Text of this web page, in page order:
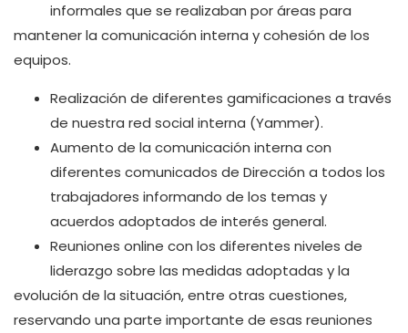
informales que se realizaban por áreas para
mantener la comunicación interna y cohesión de los
equipos.
Realización de diferentes gamificaciones a través
de nuestra red social interna (Yammer).
Aumento de la comunicación interna con
diferentes comunicados de Dirección a todos los
trabajadores informando de los temas y
acuerdos adoptados de interés general.
Reuniones online con los diferentes niveles de
liderazgo sobre las medidas adoptadas y la
evolución de la situación, entre otras cuestiones,
reservando una parte importante de esas reuniones